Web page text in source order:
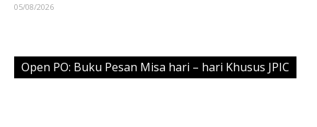
05/08/2026
Open PO: Buku Pesan Misa hari – hari Khusus JPIC